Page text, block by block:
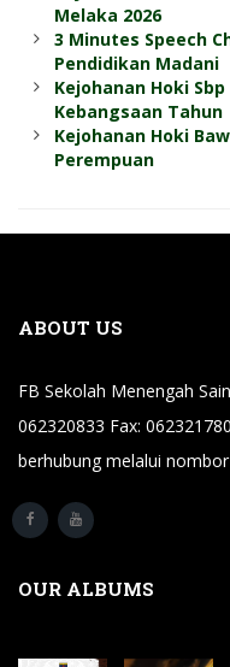
Melaka 2026
3 Minutes Speech
Pendidikan Madani
Kejohanan Hoki
Kebangsaan Tahun
Kejohanan Hoki
Perempuan
ABOUT US
FB Sekolah Menengah
062320833 Fax:
berhubung melalui
OUR ALBUMS